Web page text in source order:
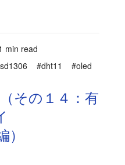
min read
#dht11
#oled
その１４：有